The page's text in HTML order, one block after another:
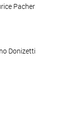
Pacher
Donizetti